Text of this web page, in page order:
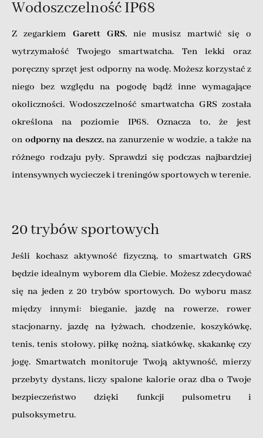
Wodoszczelność IP68
Z zegarkiem Garett GRS, nie musisz martwić się o
wytrzymałość Twojego smartwatcha. Ten lekki oraz
poręczny sprzęt jest odporny na wodę. Możesz korzystać z
niego bez względu na pogodę bądź inne wymagające
okoliczności. Wodoszczelność smartwatcha GRS została
określona na poziomie IP68. Oznacza to, że jest
on odporny na deszcz, na zanurzenie w wodzie, a także na
różnego rodzaju pyły. Sprawdzi się podczas najbardziej
intensywnych wycieczek i treningów sportowych w terenie.
20 trybów sportowych
Jeśli kochasz aktywność fizyczną, to smartwatch GRS
będzie idealnym wyborem dla Ciebie. Możesz zdecydować
się na jeden z 20 trybów sportowych. Do wyboru masz
między innymi: bieganie, jazdę na rowerze, rower
stacjonarny, jazdę na łyżwach, chodzenie, koszykówkę,
tenis, tenis stołowy, piłkę nożną, siatkówkę, skakankę czy
jogę. Smartwatch monitoruje Twoją aktywność, mierzy
przebyty dystans, liczy spalone kalorie oraz dba o Twoje
bezpieczeństwo dzięki funkcji pulsometru i
pulsoksymetru.